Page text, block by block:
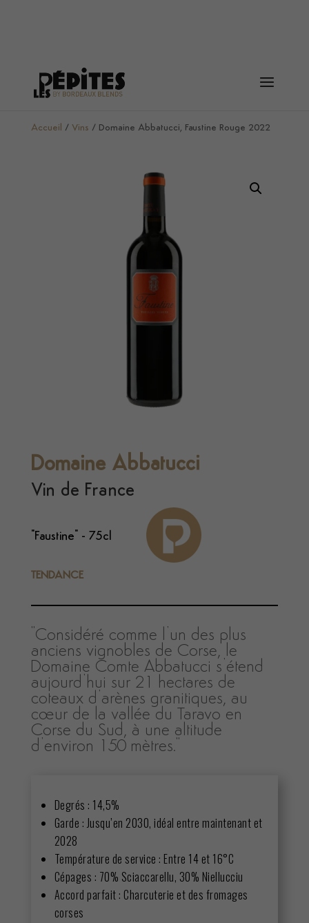
Accueil / Vins / Domaine Abbatucci, Faustine Rouge 2022
Domaine Abbatucci
Vin de France
"Faustine" - 75cl
TENDANCE
"Considéré comme l’un des plus
anciens vignobles de Corse, le
Domaine Comte Abbatucci s’étend
aujourd’hui sur 21 hectares de
coteaux d’arènes granitiques, au
cœur de la vallée du Taravo en
Corse du Sud, à une altitude
d’environ 150 mètres."
Degrés : 14,5%
Garde : Jusqu’en 2030, idéal entre maintenant et
2028
Température de service : Entre 14 et 16°C
Cépages : 70% Sciaccarellu, 30% Niellucciu
Accord parfait : Charcuterie et des fromages
corses